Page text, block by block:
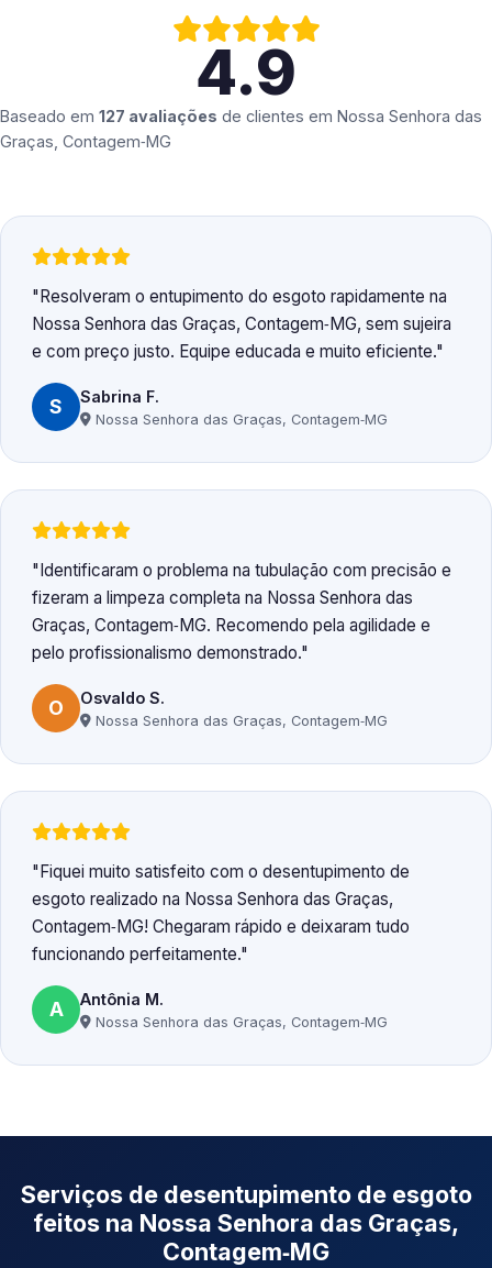
4.9
Baseado em 127 avaliações de clientes em Nossa Senhora das
Graças, Contagem‑MG
Resolveram o entupimento do esgoto rapidamente na
Nossa Senhora das Graças, Contagem‑MG, sem sujeira
e com preço justo. Equipe educada e muito eficiente.
S Sabrina F.
Nossa Senhora das Graças, Contagem‑MG
Identificaram o problema na tubulação com precisão e
fizeram a limpeza completa na Nossa Senhora das
Graças, Contagem‑MG. Recomendo pela agilidade e
pelo profissionalismo demonstrado.
O Osvaldo S.
Nossa Senhora das Graças, Contagem‑MG
Fiquei muito satisfeito com o desentupimento de
esgoto realizado na Nossa Senhora das Graças,
Contagem‑MG! Chegaram rápido e deixaram tudo
funcionando perfeitamente.
A Antônia M.
Nossa Senhora das Graças, Contagem‑MG
Serviços de desentupimento de esgoto
feitos na Nossa Senhora das Graças,
Contagem‑MG